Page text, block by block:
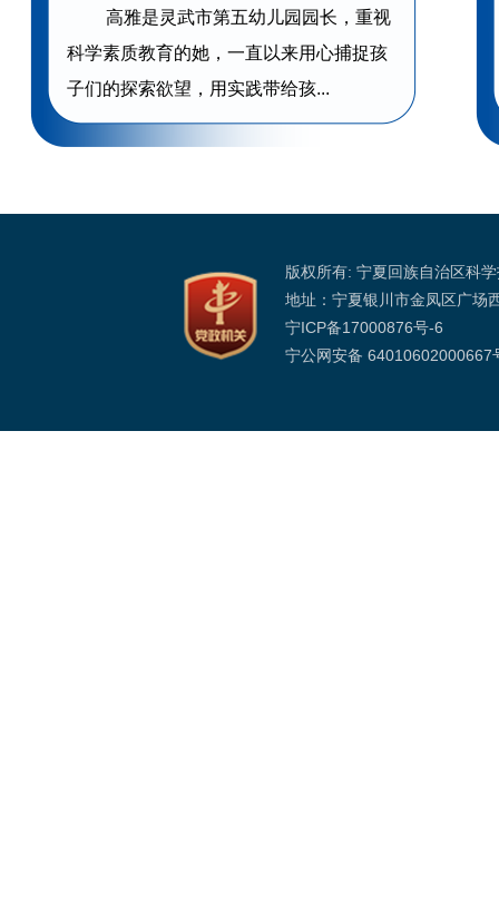
高雅是灵武市第五幼儿园园长，重视
科学素质教育的她，一直以来用心捕捉孩
子们的探索欲望，用实践带给孩...
版权所有: 宁夏回族自治区科
地址：宁夏银川市金凤区广场
宁ICP备17000876号-6
宁公网安备 64010602000667